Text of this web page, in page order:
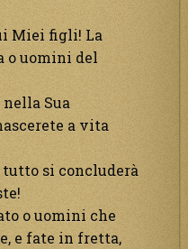
Miei figli! La
o uomini del
Sua
a vita
tutto si concluderà
o uomini che
e fate in fretta,